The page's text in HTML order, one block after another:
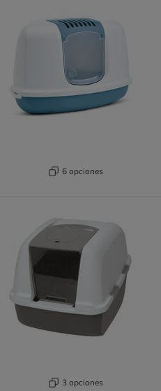
6 opciones
3 opciones